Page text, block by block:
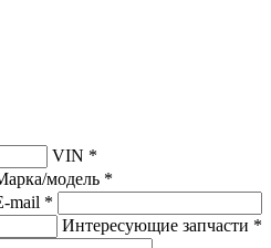
VIN *
модель *
mail *
Интересующие запчасти *